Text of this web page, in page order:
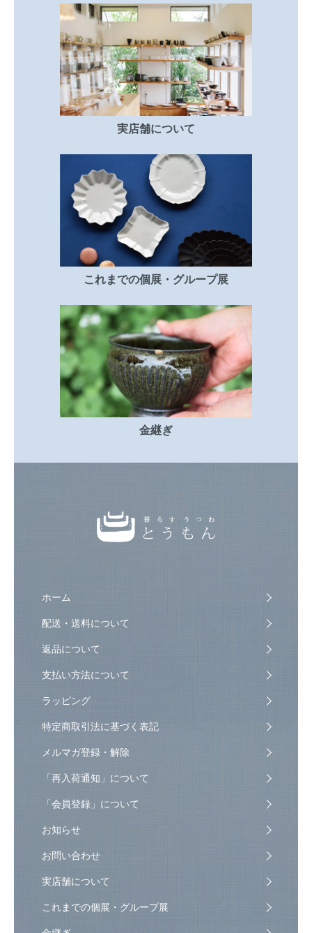
実店舗について
これまでの個展・グループ展
金継ぎ
ホーム
配送・送料について
返品について
支払い方法について
ラッピング
特定商取引法に基づく表記
メルマガ登録・解除
「再入荷通知」について
「会員登録」について
お知らせ
お問い合わせ
実店舗について
これまでの個展・グループ展